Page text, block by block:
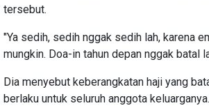
tersebut.
"Ya sedih, sedih nggak sedih lah, karena
mungkin. Doa-in tahun depan nggak batal
Dia menyebut keberangkatan haji yang
berlaku untuk seluruh anggota keluarganya.